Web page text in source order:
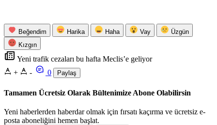
Beğendim Harika Haha Vay
Üzgün
Kızgın
Yeni trafik cezaları bu hafta Meclis’e geliyor
+
- 0 Paylaş
Tamamen Ücretsiz Olarak Bültenimize Abone Olabilirsin
Yeni haberlerden haberdar olmak için fırsatı kaçırma ve ücretsiz e-
posta aboneliğini hemen başlat.